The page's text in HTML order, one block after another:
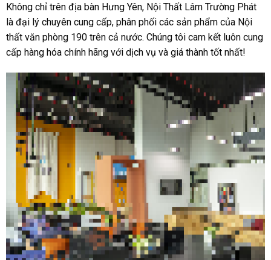
Không chỉ trên địa bàn Hưng Yên, Nội Thất Lâm Trường Phát
là đại lý chuyên cung cấp, phân phối các sản phẩm của Nội
thất văn phòng 190 trên cả nước. Chúng tôi cam kết luôn cung
cấp hàng hóa chính hãng với dịch vụ và giá thành tốt nhất!